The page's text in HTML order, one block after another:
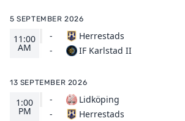
5 SEPTEMBER 2026
11:00
AM
-
-
Herrestads
IF Karlstad II
13 SEPTEMBER 2026
1:00
PM
-
-
Lidköping
Herrestads